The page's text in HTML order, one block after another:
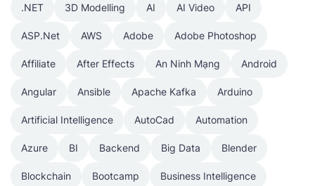
.NET 3D Modelling AI AI Video API
ASP.Net AWS Adobe Adobe Photoshop
Affiliate After Effects An Ninh Mạng Android
Angular Ansible Apache Kafka Arduino
Artificial Intelligence AutoCad Automation
Azure BI Backend Big Data Blender
Blockchain Bootcamp Business Intelligence